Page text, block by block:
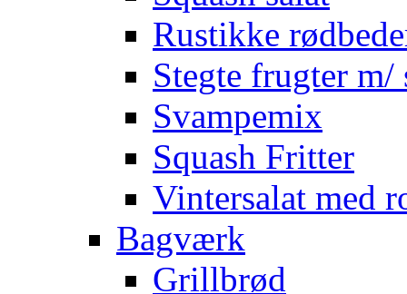
Rustikke
Stegte frugter m/
Svampemix
Squash Fritter
Vintersalat med
Bagværk
Grillbrød